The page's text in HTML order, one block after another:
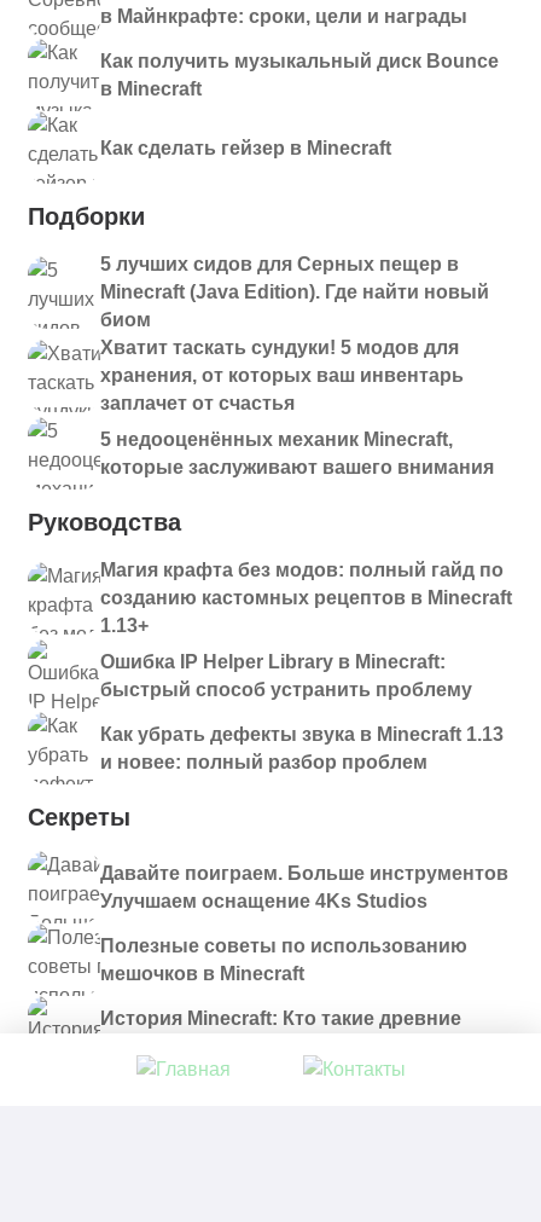
в Майнкрафте: сроки, цели и награды
Как получить музыкальный диск Bounce
в Minecraft
Как сделать гейзер в Minecraft
Подборки
5 лучших сидов для Серных пещер в
Minecraft (Java Edition). Где найти новый
биом
Хватит таскать сундуки! 5 модов для
хранения, от которых ваш инвентарь
заплачет от счастья
5 недооценённых механик Minecraft,
которые заслуживают вашего внимания
Руководства
Магия крафта без модов: полный гайд по
созданию кастомных рецептов в Minecraft
1.13+
Ошибка IP Helper Library в Minecraft:
быстрый способ устранить проблему
Как убрать дефекты звука в Minecraft 1.13
и новее: полный разбор проблем
Секреты
Давайте поиграем. Больше инструментов
Улучшаем оснащение 4Ks Studios
Полезные советы по использованию
мешочков в Minecraft
История Minecraft: Кто такие древние